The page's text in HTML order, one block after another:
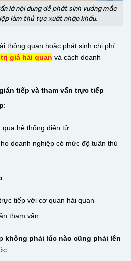
là nội dung dễ phát sinh vướng mắc
làm thủ tục xuất nhập khẩu.
thông quan hoặc phát sinh chi phí
giá hải quan và cách doanh
tiếp và tham vấn trực tiếp
:
qua hệ thống điện tử
doanh nghiệp có mức độ tuân thủ
:
tiếp với cơ quan hải quan
tham vấn
không phải lúc nào cũng phải lên